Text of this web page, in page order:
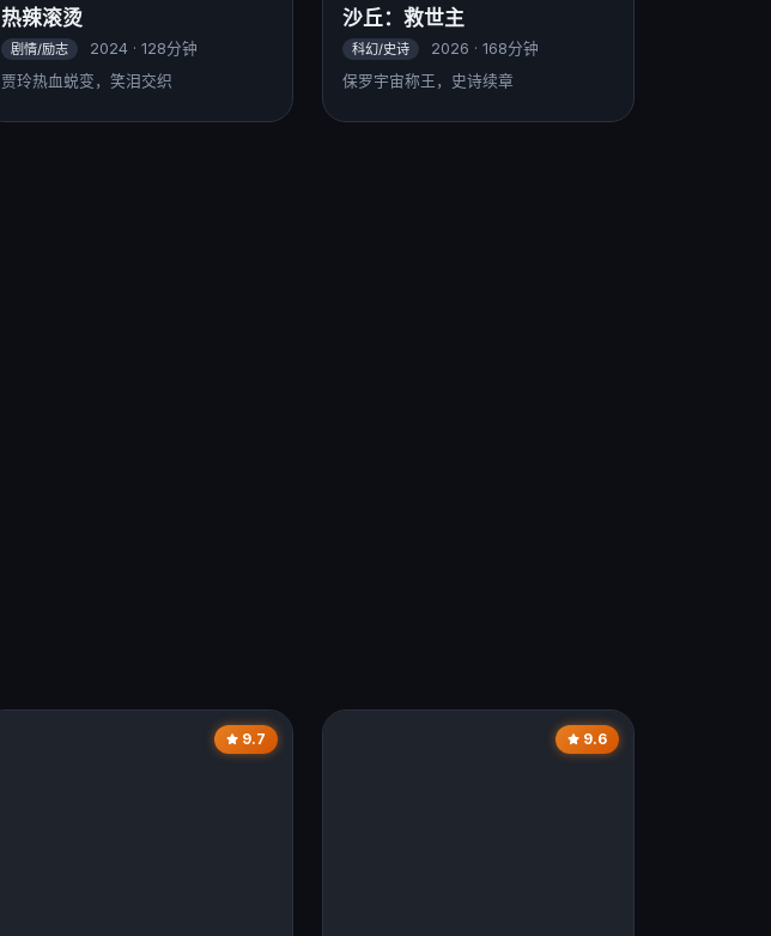
热辣滚烫
剧情/励志
2024 · 128分钟
贾玲热血蜕变，笑泪交织
沙丘：救世主
科幻/史诗
2026 · 168分钟
保罗宇宙称王，史诗续章
9.7 9.6